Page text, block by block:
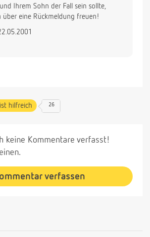
Ihrem Sohn der Fall sein sollte,
über eine Rückmeldung freuen!
hilfreich 26
keine Kommentare verfasst!
verfassen